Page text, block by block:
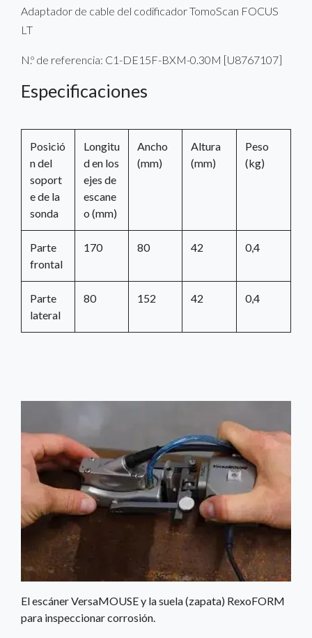
Adaptador de cable del codificador TomoScan FOCUS
LT
N.º de referencia: C1-DE15F-BXM-0.30M [U8767107]
Especificaciones
Posició
n del
soport
e de la
sonda
Longitu
d en los
ejes de
escane
o (mm)
Ancho
(mm)
Altura
(mm)
Peso
(kg)
Parte
frontal
170 80 42 0,4
Parte
lateral
80 152 42 0,4
El escáner VersaMOUSE y la suela (zapata) RexoFORM
para inspeccionar corrosión.